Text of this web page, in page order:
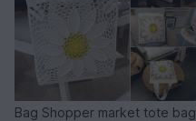
Bag Shopper market tote bag